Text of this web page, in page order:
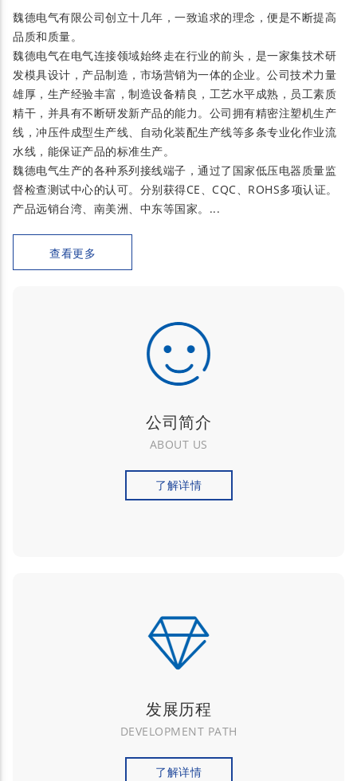
魏德电气有限公司创立十几年，一致追求的理念，便是不断提高
品质和质量。
魏德电气在电气连接领域始终走在行业的前头，是一家集技术研
发模具设计，产品制造，市场营销为一体的企业。公司技术力量
雄厚，生产经验丰富，制造设备精良，工艺水平成熟，员工素质
精干，并具有不断研发新产品的能力。公司拥有精密注塑机生产
线，冲压件成型生产线、自动化装配生产线等多条专业化作业流
水线，能保证产品的标准生产。
魏德电气生产的各种系列接线端子，通过了国家低压电器质量监
督检查测试中心的认可。分别获得CE、CQC、ROHS多项认证。
产品远销台湾、南美洲、中东等国家。...
查看更多
公司简介
ABOUT US
了解详情
发展历程
DEVELOPMENT PATH
了解详情